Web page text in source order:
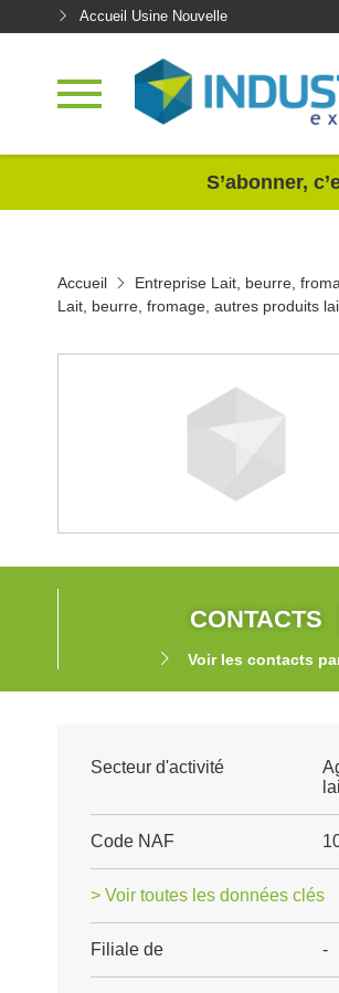
Accueil Usine Nouvelle
S’abonner,
Accueil Entreprise Lait, beurre,
Lait, beurre, fromage, autres produits
CONTACTS
Voir les contacts
Secteur d'activité
Code NAF
> Voir toutes les données clés
Filiale de -